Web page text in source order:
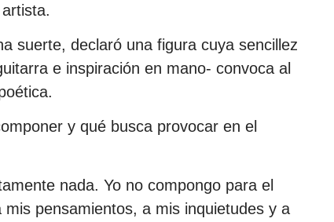
suerte, declaró una figura cuya sencillez
e inspiración en mano- convoca al
y qué busca provocar en el
nada. Yo no compongo para el
pensamientos, a mis inquietudes y a